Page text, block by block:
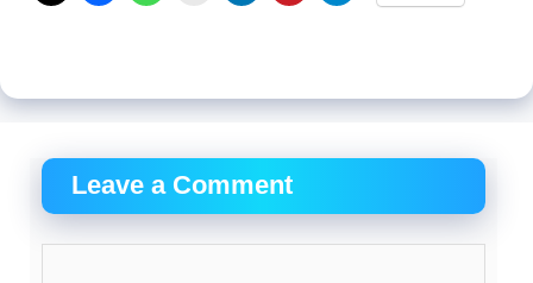
Leave a Comment
Comment